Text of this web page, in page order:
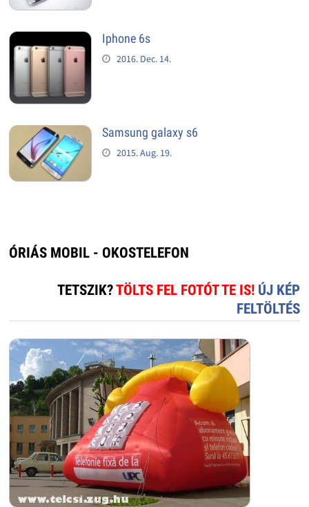
Iphone 6s
2016. Dec. 14.
Samsung galaxy s6
2015. Aug. 19.
ÓRIÁS MOBIL - OKOSTELEFON
TETSZIK?TÖLTS FEL FOTÓT TE IS! ÚJ KÉP
FELTÖLTÉS